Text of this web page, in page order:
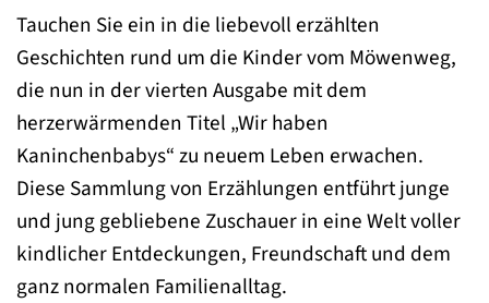
Tauchen Sie ein in die liebevoll erzählten
Geschichten rund um die Kinder vom Möwenweg,
die nun in der vierten Ausgabe mit dem
herzerwärmenden Titel „Wir haben
Kaninchenbabys“ zu neuem Leben erwachen.
Diese Sammlung von Erzählungen entführt junge
und jung gebliebene Zuschauer in eine Welt voller
kindlicher Entdeckungen, Freundschaft und dem
ganz normalen Familienalltag.